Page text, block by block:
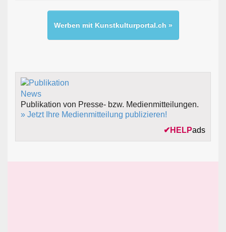
Werben mit Kunstkulturportal.ch »
Publikation von Presse- bzw. Medienmitteilungen.
» Jetzt Ihre Medienmitteilung publizieren!
✔ HELPads